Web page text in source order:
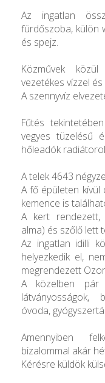
Az ingatlan
fürdőszoba, külön
és spejz.
Közművek
vezetékes vízzel
A szennyvíz
Fűtés
vegyes tüzelésű
hőleadók
A telek 4643
A fő épületen kívül
kemence is
A kert rendezett,
alma) és szőlő lett
Az ingatlan idilli
helyezkedik el,
megrendezett
A közelben pár
látványosságok,
óvoda,
Amennyiben
bizalommal akár
Kérésre küldök